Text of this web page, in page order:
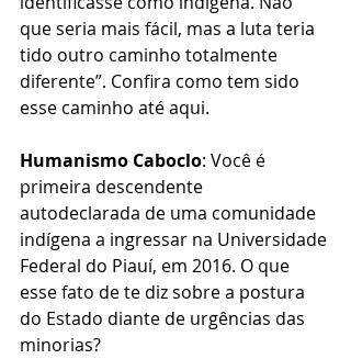
que seria mais fácil, mas a luta teria
tido outro caminho totalmente
diferente”. Confira como tem sido
esse caminho até aqui.
Humanismo Caboclo: Você é
primeira descendente
autodeclarada de uma comunidade
indígena a ingressar na Universidade
Federal do Piauí, em 2016. O que
esse fato de te diz sobre a postura
do Estado diante de urgências das
minorias?